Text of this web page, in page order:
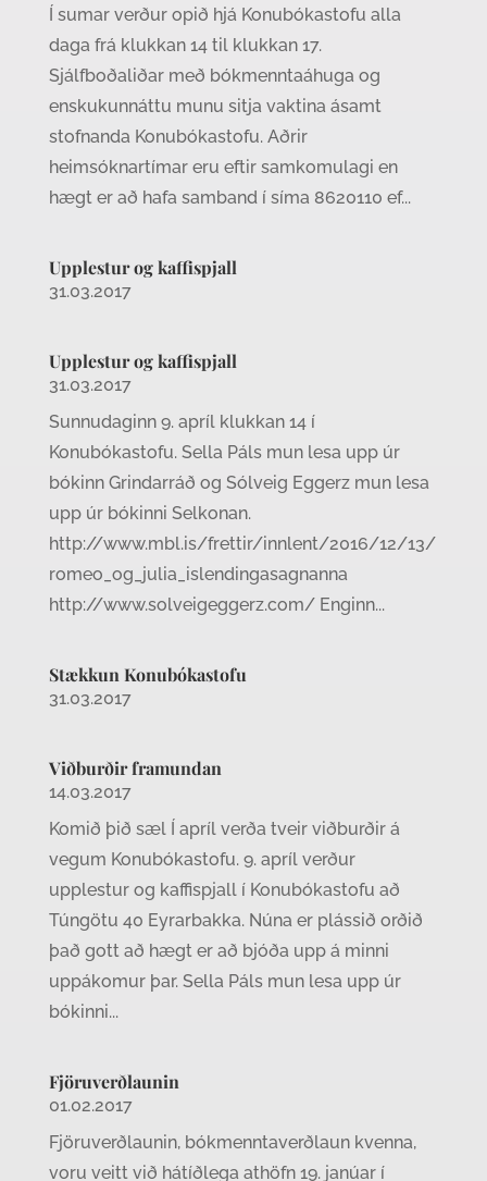
Í sumar verður opið hjá Konubókastofu alla
daga frá klukkan 14 til klukkan 17.
Sjálfboðaliðar með bókmenntaáhuga og
enskukunnáttu munu sitja vaktina ásamt
stofnanda Konubókastofu. Aðrir
heimsóknartímar eru eftir samkomulagi en
hægt er að hafa samband í síma 8620110 ef...
Upplestur og kaffispjall
31.03.2017
Upplestur og kaffispjall
31.03.2017
Sunnudaginn 9. apríl klukkan 14 í
Konubókastofu. Sella Páls mun lesa upp úr
bókinn Grindarráð og Sólveig Eggerz mun lesa
upp úr bókinni Selkonan.
http://www.mbl.is/frettir/innlent/2016/12/13/
romeo_og_julia_islendingasagnanna
http://www.solveigeggerz.com/ Enginn...
Stækkun Konubókastofu
31.03.2017
Viðburðir framundan
14.03.2017
Komið þið sæl Í apríl verða tveir viðburðir á
vegum Konubókastofu. 9. apríl verður
upplestur og kaffispjall í Konubókastofu að
Túngötu 40 Eyrarbakka. Núna er plássið orðið
það gott að hægt er að bjóða upp á minni
uppákomur þar. Sella Páls mun lesa upp úr
bókinni...
Fjöruverðlaunin
01.02.2017
Fjöruverðlaunin, bókmenntaverðlaun kvenna,
voru veitt við hátíðlega athöfn 19. janúar í